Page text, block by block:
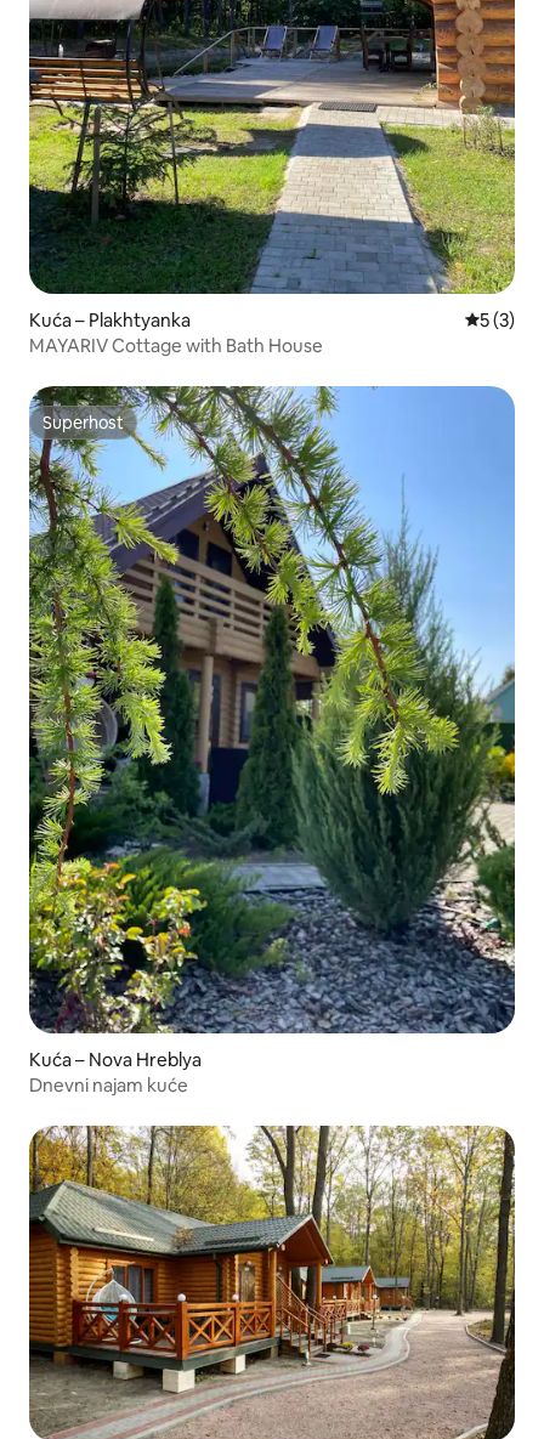
Kuća – Plakhtyanka
5 (3)
MAYARIV Cottage with Bath House
Superhost
Superhost
Kuća – Nova Hreblya
Dnevni najam kuće